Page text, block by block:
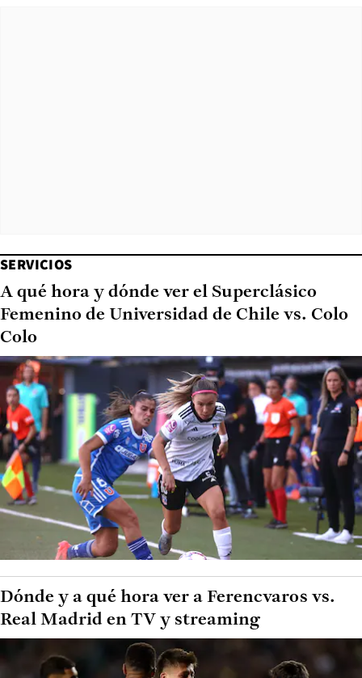
SERVICIOS
A qué hora y dónde ver el Superclásico
Femenino de Universidad de Chile vs. Colo
Colo
Dónde y a qué hora ver a Ferencvaros vs.
Real Madrid en TV y streaming